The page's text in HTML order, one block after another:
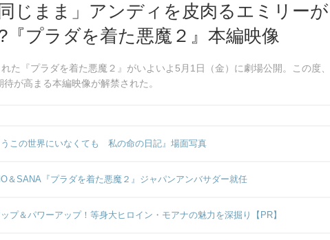
じまま」アンディを皮肉るエミリーが
『プラダを着た悪魔２』本編映像
た『プラダを着た悪魔２』がいよいよ5月1日（金）に劇場公開。この度、
が高まる本編映像が解禁された。
この世界にいなくても 私の命の日記』場面写真
＆SANA『プラダを着た悪魔２』ジャパンアンバサダー就任
プ＆パワーアップ！等身大ヒロイン・モアナの魅力を深掘り【PR】